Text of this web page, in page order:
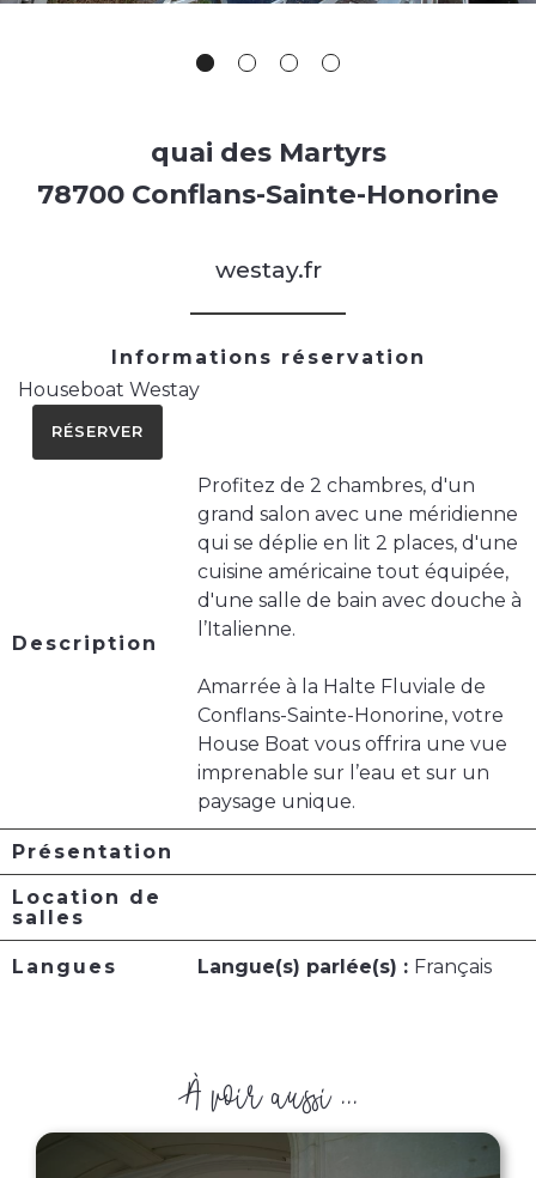
quai des Martyrs
78700 Conflans-Sainte-Honorine
westay.fr
Informations réservation
Houseboat Westay
RÉSERVER
Description
Profitez de 2 chambres, d'un
grand salon avec une méridienne
qui se déplie en lit 2 places, d'une
cuisine américaine tout équipée,
d'une salle de bain avec douche à
l’Italienne.
Amarrée à la Halte Fluviale de
Conflans-Sainte-Honorine, votre
House Boat vous offrira une vue
imprenable sur l’eau et sur un
paysage unique.
Présentation
Location de
salles
Langues Langue(s) parlée(s) : Français
À voir aussi ...